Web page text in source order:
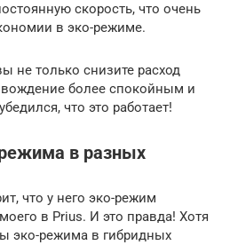
скорость, что очень
в эко-режиме.
не только снизите расход
вождение более спокойным и
что это работает!
в разных
что у него эко-режим
в Prius. И это правда! Хотя
эко-режима в гибридных